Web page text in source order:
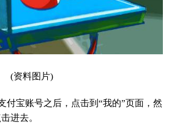
(资料图片)
付宝账号之后，点击到“我的”页面，然
进去。